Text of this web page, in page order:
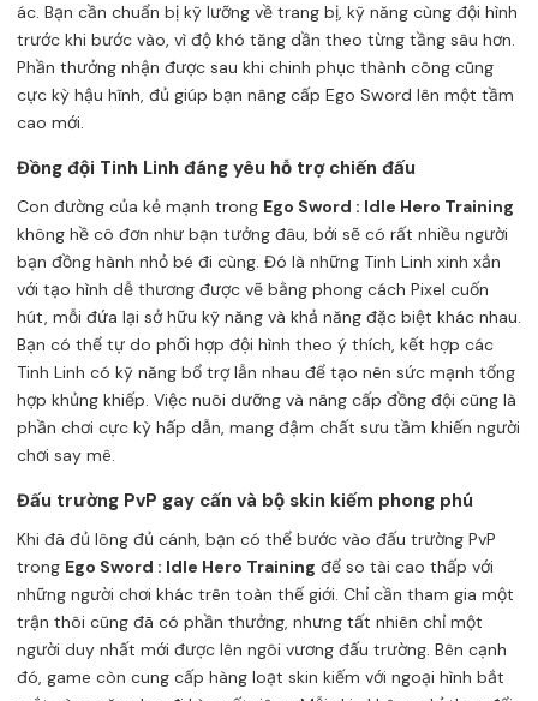
ác. Bạn cần chuẩn bị kỹ lưỡng về trang bị, kỹ năng cùng đội hình
trước khi bước vào, vì độ khó tăng dần theo từng tầng sâu hơn.
Phần thưởng nhận được sau khi chinh phục thành công cũng
cực kỳ hậu hĩnh, đủ giúp bạn nâng cấp Ego Sword lên một tầm
cao mới.
Đồng đội Tinh Linh đáng yêu hỗ trợ chiến đấu
Con đường của kẻ mạnh trong Ego Sword : Idle Hero Training
không hề cô đơn như bạn tưởng đâu, bởi sẽ có rất nhiều người
bạn đồng hành nhỏ bé đi cùng. Đó là những Tinh Linh xinh xắn
với tạo hình dễ thương được vẽ bằng phong cách Pixel cuốn
hút, mỗi đứa lại sở hữu kỹ năng và khả năng đặc biệt khác nhau.
Bạn có thể tự do phối hợp đội hình theo ý thích, kết hợp các
Tinh Linh có kỹ năng bổ trợ lẫn nhau để tạo nên sức mạnh tổng
hợp khủng khiếp. Việc nuôi dưỡng và nâng cấp đồng đội cũng là
phần chơi cực kỳ hấp dẫn, mang đậm chất sưu tầm khiến người
chơi say mê.
Đấu trường PvP gay cấn và bộ skin kiếm phong phú
Khi đã đủ lông đủ cánh, bạn có thể bước vào đấu trường PvP
trong Ego Sword : Idle Hero Training để so tài cao thấp với
những người chơi khác trên toàn thế giới. Chỉ cần tham gia một
trận thôi cũng đã có phần thưởng, nhưng tất nhiên chỉ một
người duy nhất mới được lên ngôi vương đấu trường. Bên cạnh
đó, game còn cung cấp hàng loạt skin kiếm với ngoại hình bắt